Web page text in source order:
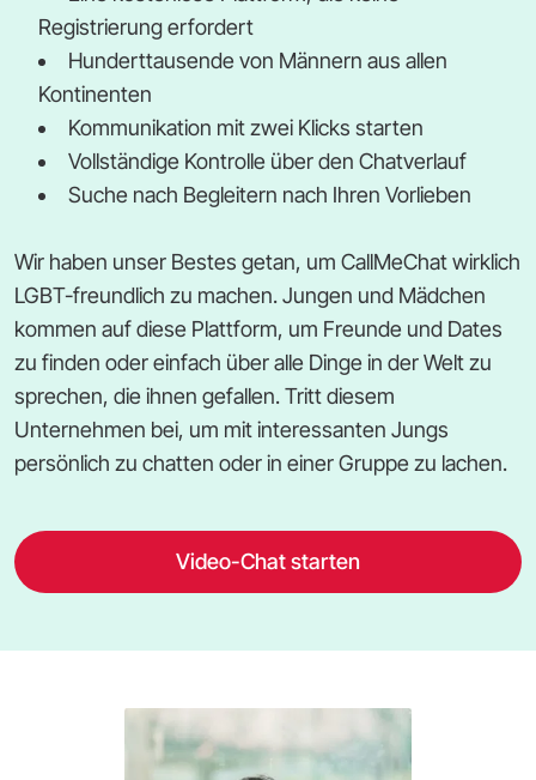
Registrierung erfordert
Hunderttausende von Männern aus allen
Kontinenten
Kommunikation mit zwei Klicks starten
Vollständige Kontrolle über den Chatverlauf
Suche nach Begleitern nach Ihren Vorlieben
Wir haben unser Bestes getan, um CallMeChat wirklich
LGBT-freundlich zu machen. Jungen und Mädchen
kommen auf diese Plattform, um Freunde und Dates
zu finden oder einfach über alle Dinge in der Welt zu
sprechen, die ihnen gefallen. Tritt diesem
Unternehmen bei, um mit interessanten Jungs
persönlich zu chatten oder in einer Gruppe zu lachen.
Video-Chat starten